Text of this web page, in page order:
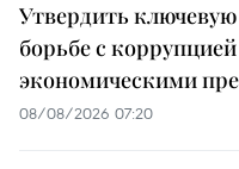
Утвердить
борьбе с
экономическими
08/08/2026 07:20